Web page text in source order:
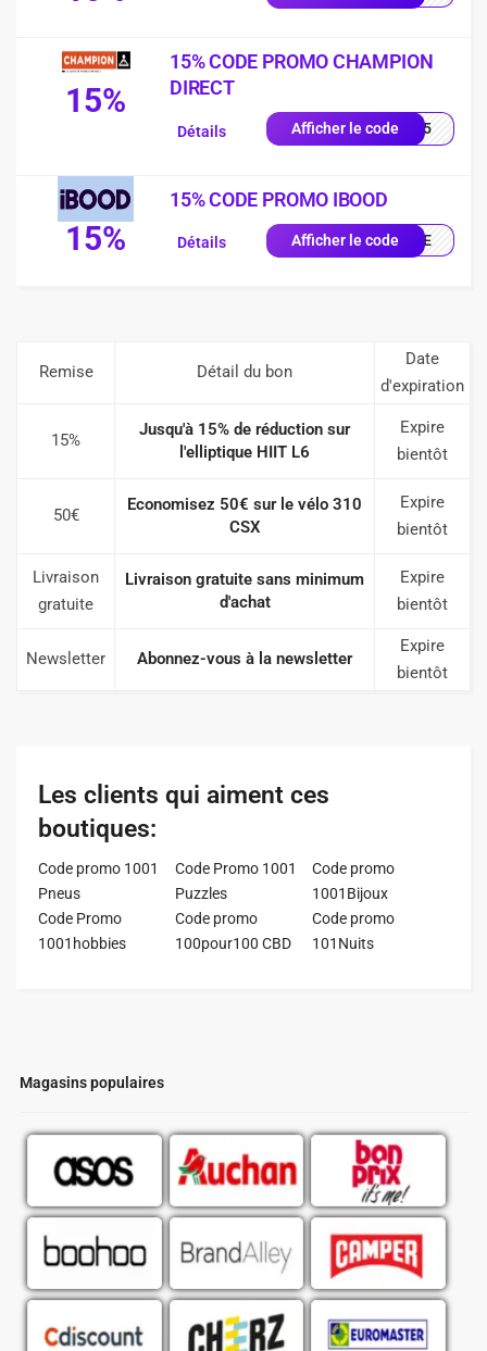
Magasins populaires
15%
15% CODE PROMO CHAMPION
DIRECT
Afficher le codeUE15
Détails
15%
15% CODE PROMO IBOOD
Afficher le codeIQUE
Détails
Remise Détail du bon
Date
d'expiration
15%
Jusqu'à 15% de réduction sur
l'elliptique HIIT L6
Expire
bientôt
50€
Economisez 50€ sur le vélo 310
CSX
Expire
bientôt
Livraison
gratuite
Livraison gratuite sans minimum
d'achat
Expire
bientôt
Newsletter Abonnez-vous à la newsletter
Expire
bientôt
Les clients qui aiment ces
boutiques:
Code promo 1001
Pneus
Code Promo 1001
Puzzles
Code promo
1001Bijoux
Code Promo
1001hobbies
Code promo
100pour100 CBD
Code promo
101Nuits